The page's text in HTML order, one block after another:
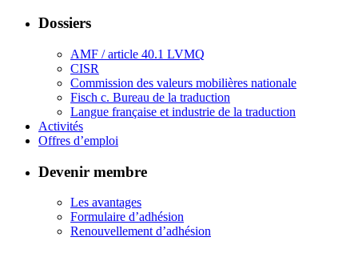
Dossiers
AMF / article 40.1 LVMQ
CISR
Commission des valeurs mobilières nationale
Fisch c. Bureau de la traduction
Langue française et industrie de la traduction
Activités
Offres d’emploi
Devenir membre
Les avantages
Formulaire d’adhésion
Renouvellement d’adhésion